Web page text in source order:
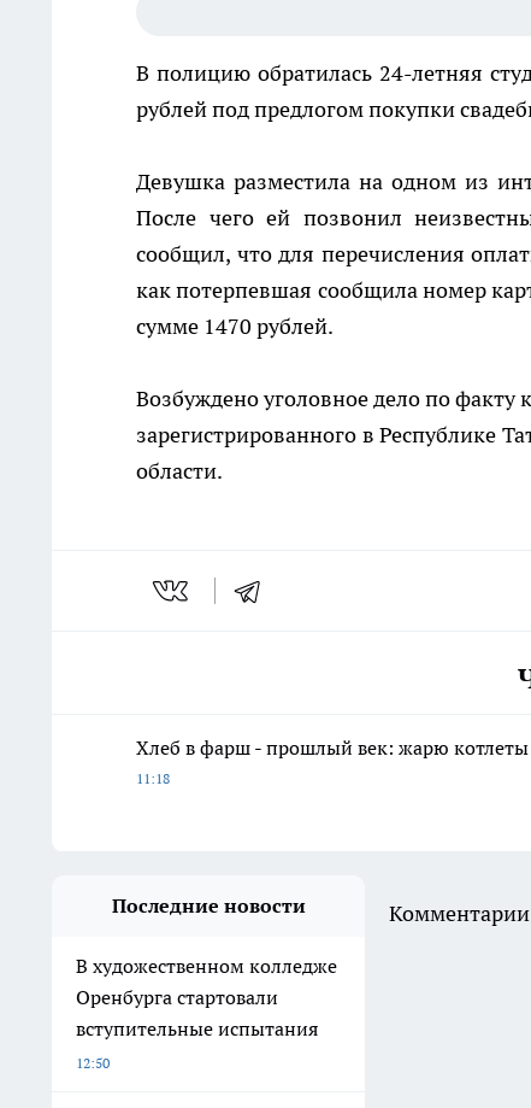
В полицию обратилась 24-летняя
рублей под предлогом покупки
Девушка разместила на одном из
После чего ей позвонил
сообщил, что для перечисления
как потерпевшая сообщила номер
сумме 1470 рублей.
Возбуждено уголовное дело по
зарегистрированного в Республике
области.
Хлеб в фарш - прошлый век: жарю
11:18
Последние новости
В художественном колледже
Оренбурга стартовали
вступительные испытания
12:50
Комментарии